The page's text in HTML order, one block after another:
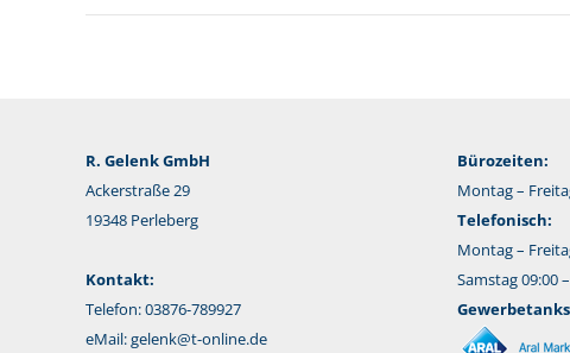
R. Gelenk GmbH
Ackerstraße 29
19348 Perleberg
Kontakt:
Telefon: 03876-789927
eMail:gelenk@t-online.de
Bürozeiten:
Montag –
Telefonisch:
Montag –
Samstag 09:00